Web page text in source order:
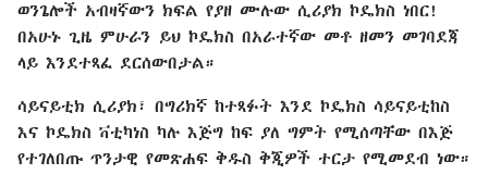
ወንጌሎች አብዛኛውን ክፍል የያዘ ሙሉው ሲሪያክ ኮዴክስ ነበር!
በአሁኑ ጊዜ ምሁራን ይህ ኮዴክስ በአራተኛው መቶ ዘመን መገባደጃ
ላይ እንደተጻፈ ደርሰውበታል።
ሳይናይቲክ ሲሪያክ፣ በግሪክኛ ከተጻፉት እንደ ኮዴክስ ሳይናይቲከስ
እና ኮዴክስ ቫቲካነስ ካሉ እጅግ ከፍ ያለ ግምት የሚሰጣቸው በእጅ
የተገለበጡ ጥንታዊ የመጽሐፍ ቅዱስ ቅጂዎች ተርታ የሚመደብ ነው።